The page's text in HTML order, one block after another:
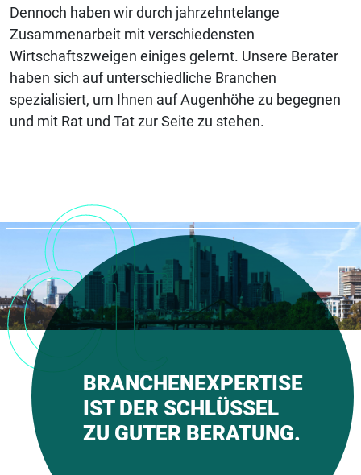
Dennoch haben wir durch jahrzehntelange
Zusammenarbeit mit verschiedensten
Wirtschaftszweigen einiges gelernt. Unsere Berater
haben sich auf unterschiedliche Branchen
spezialisiert, um Ihnen auf Augenhöhe zu begegnen
und mit Rat und Tat zur Seite zu stehen.
BRANCHENEXPERTISE
IST DER SCHLÜSSEL
ZU GUTER BERATUNG.